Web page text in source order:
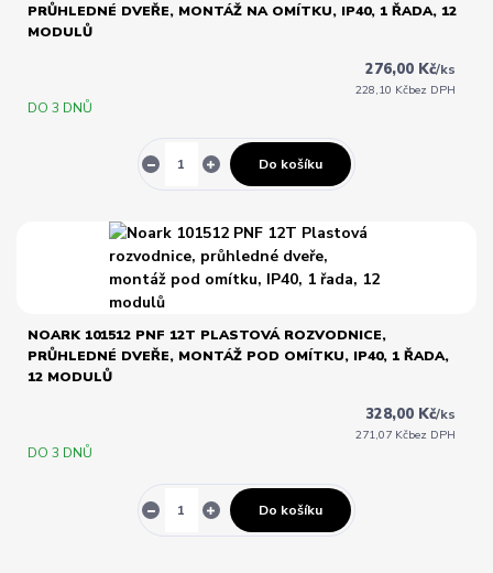
PRŮHLEDNÉ DVEŘE, MONTÁŽ NA OMÍTKU, IP40, 1 ŘADA, 12
MODULŮ
276,00 Kč/ks
228,10 Kčbez DPH
DO 3 DNŮ
Do košíku
NOARK 101512 PNF 12T PLASTOVÁ ROZVODNICE,
PRŮHLEDNÉ DVEŘE, MONTÁŽ POD OMÍTKU, IP40, 1 ŘADA,
12 MODULŮ
328,00 Kč/ks
271,07 Kčbez DPH
DO 3 DNŮ
Do košíku